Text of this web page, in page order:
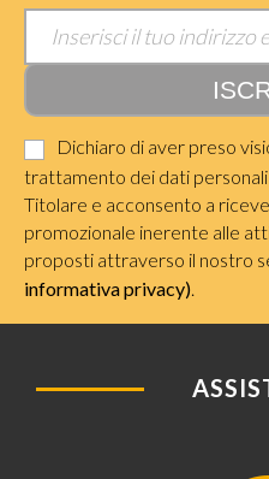
Dichiaro di aver preso
trattamento dei dati
Titolare e acconsento a
promozionale inerente alle
proposti attraverso il nostro
informativa privacy)